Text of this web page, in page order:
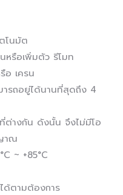
โนมัต
หรือเพิ่มตัว รีโมท
อ เครน
รถอยู่ได้นานที่สุดถึง 4
ต่างกัน ดังนั้น จึงไม่มีโอ
าณ
~ +85°C
ด้ตามต้องการ